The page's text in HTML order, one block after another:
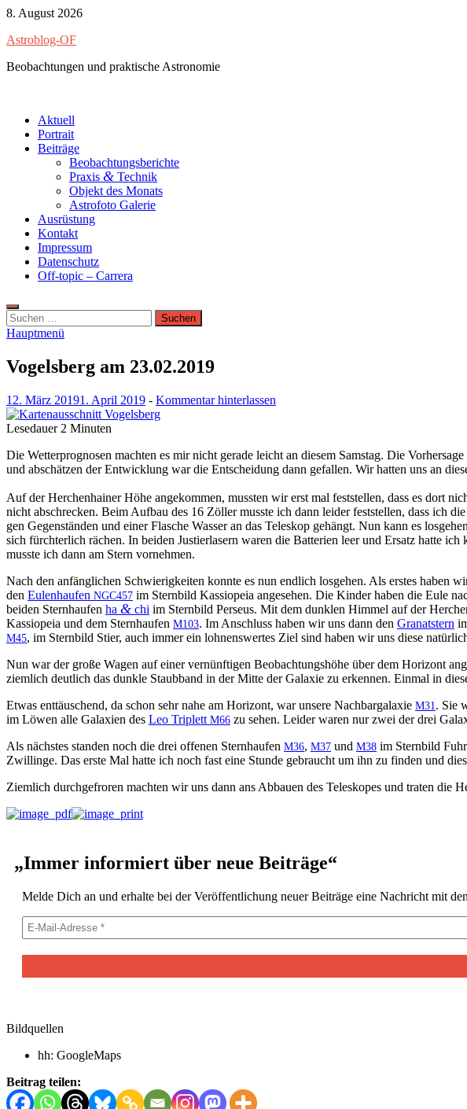
Zum
springen
8. August 2026
Astroblog-OF
Beobachtungen und praktische Astronomie
Aktuell
Portrait
Beiträge
Beobachtungsberichte
Praxis & Technik
Objekt des Monats
Astrofoto Galerie
Ausrüstung
Kontakt
Impressum
Datenschutz
Off-topic – Carrera
Suchen
nach:
Hauptmenü
Vogelsberg am 23.02.2019
12. März 20191. April 2019 - Kommentar hinterlassen
Lesedauer 2 Minuten
Die Wet­ter­prog­nosen macht­en es mir nicht ger­ade leicht an diesem Sam­stag. Die
und abschätzen der Entwick­lung war die Entschei­dung dann gefall­en. Wir hat­ten uns an
Auf der Herchen­hain­er Höhe angekom­men, mussten wir erst mal fest­stellen, dass es dort
nicht abschreck­en. Beim Auf­bau des 16 Zöller musste ich dann lei­der fest­stellen, dass ich
gen Gegen­stän­den und ein­er Flasche Wass­er an das Teleskop gehängt. Nun kann es
sich fürchter­lich rächen. In bei­den Justier­lasern waren die Bat­te­rien leer und Ersatz hat­te
musste ich dann am Stern vornehmen.
Nach den anfänglichen Schwierigkeit­en kon­nte es nun endlich los­ge­hen. Als erstes haben
den Eulen­haufen NGC457 im Stern­bild Kas­siopeia ange­se­hen. Die Kinder haben die Eule
bei­den Stern­haufen ha & chi im Stern­bild Perseus. Mit dem dun­klen Him­mel auf der
Kas­siopeia und dem Stern­haufen M103. Im Anschluss haben wir uns dann den Granat­stern
M45, im Stern­bild Sti­er, auch immer ein lohnenswertes Ziel sind haben wir uns diese
Nun war der große Wagen auf ein­er vernün­fti­gen Beobach­tung­shöhe über dem Hor­i­zont
ziem­lich deut­lich das dun­kle Staub­band in der Mitte der Galax­ie zu erken­nen. Ein­mal in
Etwas ent­täuschend, da schon sehr nahe am Hor­i­zont, war unsere Nach­bar­galax­ie M31. Sie
im Löwen alle Galax­ien des Leo Triplett M66 zu sehen. Lei­der waren nur zwei der drei
Als näch­stes standen noch die drei offe­nen Stern­haufen M36, M37 und M38 im Stern­bild
Zwill­inge. Das erste Mal hat­te ich noch fast eine Stunde gebraucht um ihn zu find­en und
Ziem­lich durchge­froren macht­en wir uns dann ans Abbauen des Teleskopes und trat­en die
„Immer informiert über neue Beiträge“
Melde Dich an und erhalte bei der Veröf­fentlichung neuer Beiträge eine Nachricht mit
Bildquellen
hh: GoogleMaps
Beitrag teilen: